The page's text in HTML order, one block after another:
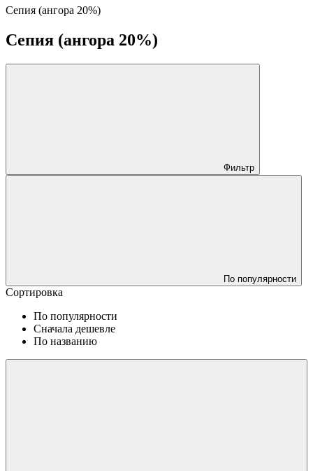
Сепия (ангора 20%)
Сепия (ангора 20%)
Фильтр
По популярности
Сортировка
По популярности
Сначала дешевле
По названию